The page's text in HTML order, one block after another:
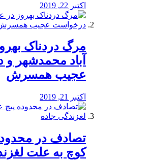
اکتبر 22, 2019
مرگ دردناک
آباد محمدشهر
عجیب همسرش
اکتبر 21, 2019
تصادف در
کوچ به علت